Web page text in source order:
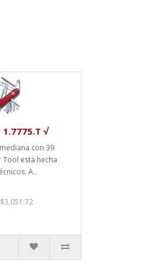
√
con 39
Tool está hecha
A..